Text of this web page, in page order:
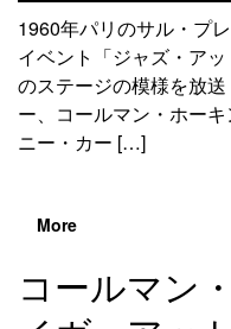
1960年パリのサル・プ
イベント「ジャズ・ア
のステージの模様を放
ー、コールマン・ホー
ニー・カー […]
More
コールマン